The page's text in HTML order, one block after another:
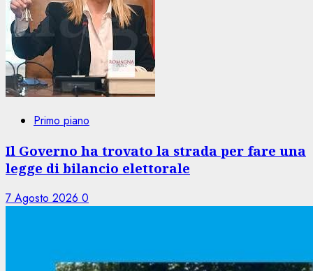
Primo piano
Il Governo ha trovato la strada per fare una
legge di bilancio elettorale
7 Agosto 2026 0